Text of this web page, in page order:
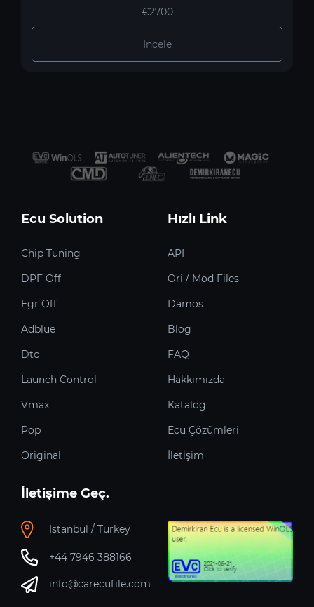
€2700
İncele
Ecu Solution
Chip Tuning
DPF Off
Egr Off
Adblue
Dtc
Launch Control
Vmax
Pop
Original
Hızlı Link
API
Ori / Mod Files
Damos
Blog
FAQ
Hakkımızda
Katalog
Ecu Çözümleri
İletişim
İletişime Geç.
Istanbul / Turkey
+44 7946 388166
info@carecufile.com